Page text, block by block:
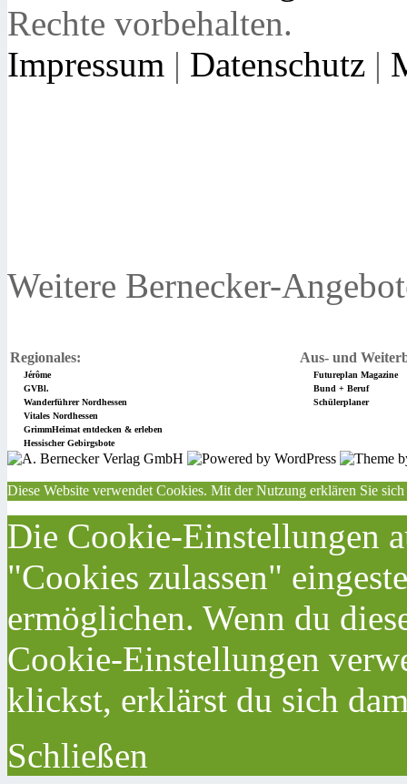
Rechte vorbehalten.
Impressum | Datenschutz |
Weitere Bernecker-
Regionales: Aus- und
Jérôme
Futureplan Magazine
GVBl.
Bund + Beruf
Wanderführer Nordhessen
Schülerplaner
Vitales Nordhessen
GrimmHeimat entdecken & erleben
Hessischer Gebirgsbote
Diese Website verwendet Cookies. Mit der Nutzung erklären Sie
Die Cookie-Einstellungen
"Cookies zulassen"
ermöglichen. Wenn du
Cookie-Einstellungen
klickst, erklärst du sich
Schließen